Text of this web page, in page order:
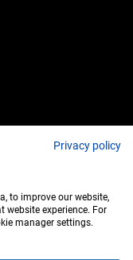
Privacy policy
to improve our website,
website experience. For
manager settings.